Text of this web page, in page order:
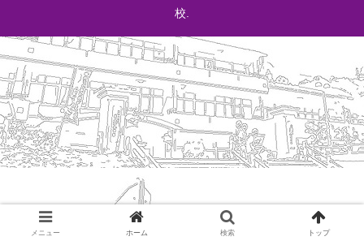
校.
メニュー ホーム 検索 トップ